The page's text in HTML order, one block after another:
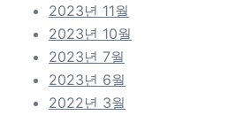
2023년 11월
2023년 10월
2023년 7월
2023년 6월
2022년 3월